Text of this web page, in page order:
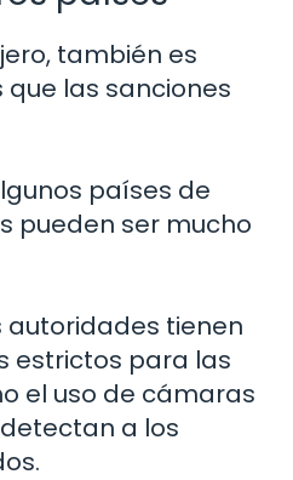
también es
las sanciones
países de
pueden ser mucho
autoridades tienen
estrictos para las
el uso de cámaras
a los